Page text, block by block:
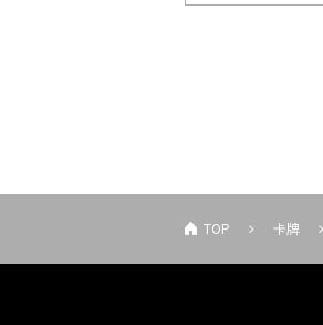
TOP 卡牌